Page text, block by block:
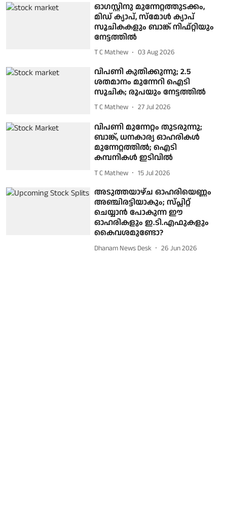
ഓഗസ്റ്റിനു മുന്നേറ്റത്തുടക്കം,
മിഡ് ക്യാപ്, സ്മോൾ ക്യാപ്
സൂചികകളും ബാങ്ക് നിഫ്റ്റിയും
നേട്ടത്തില്‍
T C Mathew 03 Aug 2026
വിപണി കുതിക്കുന്നു; 2.5
ശതമാനം മുന്നേറി ഐടി
സൂചിക; രൂപയും നേട്ടത്തിൽ
T C Mathew 27 Jul 2026
വിപണി മുന്നേറ്റം തുടരുന്നു;
ബാങ്ക്, ധനകാര്യ ഓഹരികൾ
മുന്നേറ്റത്തില്‍; ഐടി
കമ്പനികള്‍ ഇടിവില്‍
T C Mathew 15 Jul 2026
അടുത്തയാഴ്ച ഓഹരിയെണ്ണം
അഞ്ചിരട്ടിയാകും; സ്പ്ലിറ്റ്
ചെയ്യാൻ പോകുന്ന ഈ
ഓഹരികളും ഇ.ടി.എഫുകളും
കൈവശമുണ്ടോ?
Dhanam News Desk 26 Jun 2026